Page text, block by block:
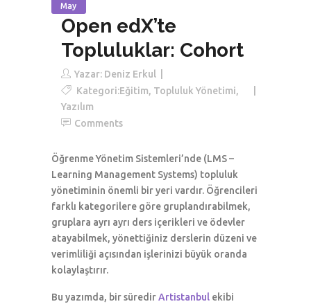
May
Open edX’te
Topluluklar: Cohort
Yazar: Deniz Erkul
Kategori:Eğitim, Topluluk Yönetimi,
Yazılım
Comments
Öğrenme Yönetim Sistemleri’nde (LMS –
Learning Management Systems) topluluk
yönetiminin önemli bir yeri vardır. Öğrencileri
farklı kategorilere göre gruplandırabilmek,
gruplara ayrı ayrı ders içerikleri ve ödevler
atayabilmek, yönettiğiniz derslerin düzeni ve
verimliliği açısından işlerinizi büyük oranda
kolaylaştırır.
Bu yazımda, bir süredirArtistanbul ekibi